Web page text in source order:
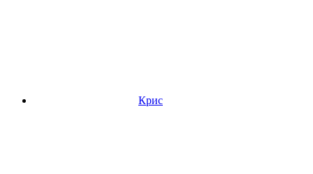
Крис